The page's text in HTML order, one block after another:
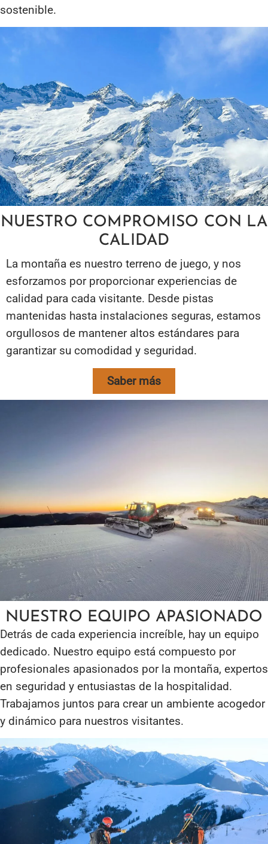
sostenible.
NUESTRO COMPROMISO CON LA
CALIDAD
La montaña es nuestro terreno de juego, y nos
esforzamos por proporcionar experiencias de
calidad para cada visitante. Desde pistas
mantenidas hasta instalaciones seguras, estamos
orgullosos de mantener altos estándares para
garantizar su comodidad y seguridad.
Saber más
NUESTRO EQUIPO APASIONADO
Detrás de cada experiencia increíble, hay un equipo
dedicado. Nuestro equipo está compuesto por
profesionales apasionados por la montaña, expertos
en seguridad y entusiastas de la hospitalidad.
Trabajamos juntos para crear un ambiente acogedor
y dinámico para nuestros visitantes.